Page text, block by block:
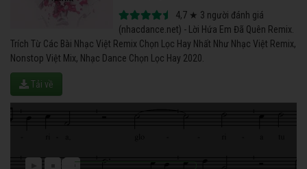
4,7 ★ 3 người đánh giá
(nhacdance.net) - Lời Hứa Em Đã Quên Remix.
Trích Từ Các Bài Nhạc Việt Remix Chọn Lọc Hay Nhất Như Nhạc Việt Remix,
Nonstop Việt Mix, Nhạc Dance Chọn Lọc Hay 2020.
Tải về